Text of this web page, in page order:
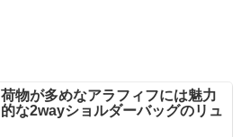
荷物が多めなアラフィフには魅力
的な2wayショルダーバッグのリュ